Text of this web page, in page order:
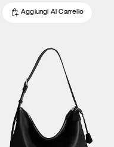
Aggiungi Al Carrello